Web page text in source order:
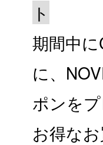
ト
期間中
に、
ポンを
お得な